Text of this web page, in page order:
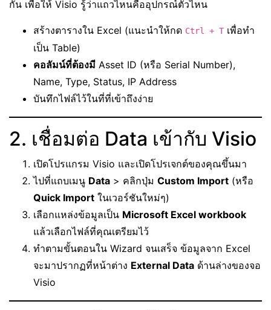
กัน เพื่อให้ Visio รู้ว่าแถวไหนคืออุปกรณ์ตัวไหน
สร้างตารางใน Excel (แนะนำให้กด Ctrl + T เพื่อทำ
เป็น Table)
คอลัมน์ที่ต้องมี Asset ID (หรือ Serial Number),
Name, Type, Status, IP Address
บันทึกไฟล์ไว้ในที่ที่เข้าถึงง่าย
2. เชื่อมต่อ Data เข้ากับ Visio
เปิดโปรแกรม Visio และเปิดโปรเจกต์ของคุณขึ้นมา
ไปที่แถบเมนู Data > คลิกปุ่ม Custom Import (หรือ
Quick Import ในเวอร์ชันใหม่ๆ)
เลือกแหล่งข้อมูลเป็น Microsoft Excel workbook
แล้วเลือกไฟล์ที่คุณเตรียมไว้
ทำตามขั้นตอนใน Wizard จนเสร็จ ข้อมูลจาก Excel
จะมาปรากฏที่หน้าต่าง External Data ด้านล่างของจอ
Visio